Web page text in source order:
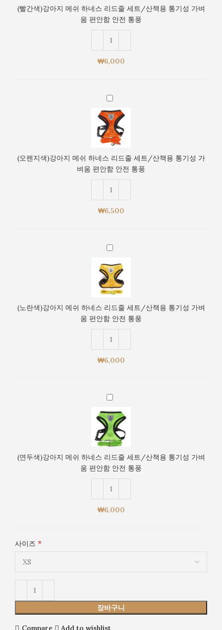
통
기
가
벼
움
함
안
전
통
풍
메
쉬
스
리
세
트/
산
책
용
통
기
가
벼
움
함
안
전
통
풍
(빨간색)강아지 메쉬 하네스 리드줄 세트/산책용 통기성 가벼
움 편안함 안전 통풍
₩6,000
(오
지
색)
강
지
메
네
스
줄
트/
산
책
용
통
성
가
벼
안
함
안
전
통
풍
(오렌지색)강아지 메쉬 하네스 리드줄 세트/산책용 통기성 가
벼움 편안함 안전 통풍
₩6,500
(노
색)
강
아
메
쉬
스
리
세
트/
산
책
용
통
기
가
벼
움
안
통
(노란색)강아지 메쉬 하네스 리드줄 세트/산책용 통기성 가벼
움 편안함 안전 통풍
₩6,000
(연
색)
강
아
메
쉬
스
리
산
통
기
성
(연두색)강아지 메쉬 하네스 리드줄 세트/산책용 통기성 가벼
움 편안함 안전 통풍
₩6,000
사이즈 *
장바구니
Compare Add to wishlist